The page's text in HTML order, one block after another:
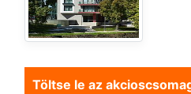
Töltse le az